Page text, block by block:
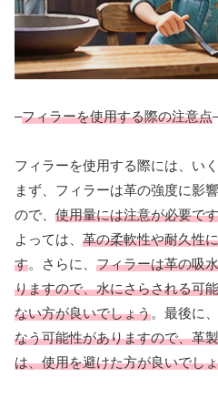
–フィラーを使用する際の注意点
フィラーを使用する際には、い
まず、フィラーは革の強度に影
ので、 使用量には注意が必要です
よっては、 革の柔軟性や耐久性
す。さらに、 フィラーは革の吸
りますので、水にさらされる可
ない方が良いでしょう。最後に、
なう可能性がありますので、革
は、使用を避けた方が良いでし